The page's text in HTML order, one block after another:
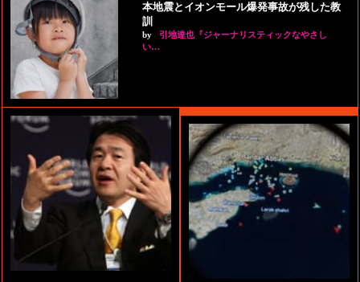
本地震とイオンモール爆発事故が残した教
訓
by
引地達也『ジャーナリスティックなやさし
い…